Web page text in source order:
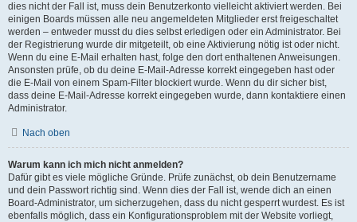
dies nicht der Fall ist, muss dein Benutzerkonto vielleicht aktiviert werden. Bei
einigen Boards müssen alle neu angemeldeten Mitglieder erst freigeschaltet
werden – entweder musst du dies selbst erledigen oder ein Administrator. Bei
der Registrierung wurde dir mitgeteilt, ob eine Aktivierung nötig ist oder nicht.
Wenn du eine E-Mail erhalten hast, folge den dort enthaltenen Anweisungen.
Ansonsten prüfe, ob du deine E-Mail-Adresse korrekt eingegeben hast oder
die E-Mail von einem Spam-Filter blockiert wurde. Wenn du dir sicher bist,
dass deine E-Mail-Adresse korrekt eingegeben wurde, dann kontaktiere einen
Administrator.
Nach oben
Warum kann ich mich nicht anmelden?
Dafür gibt es viele mögliche Gründe. Prüfe zunächst, ob dein Benutzername
und dein Passwort richtig sind. Wenn dies der Fall ist, wende dich an einen
Board-Administrator, um sicherzugehen, dass du nicht gesperrt wurdest. Es ist
ebenfalls möglich, dass ein Konfigurationsproblem mit der Website vorliegt,